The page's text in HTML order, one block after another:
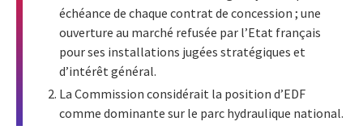
échéance de chaque contrat de concession ; une
ouverture au marché refusée par l’Etat français
pour ses installations jugées stratégiques et
d’intérêt général.
La Commission considérait la position d’EDF
comme dominante sur le parc hydraulique national.